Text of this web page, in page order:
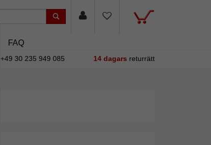
FAQ
+49 30 235 949 085 14 dagars returrätt